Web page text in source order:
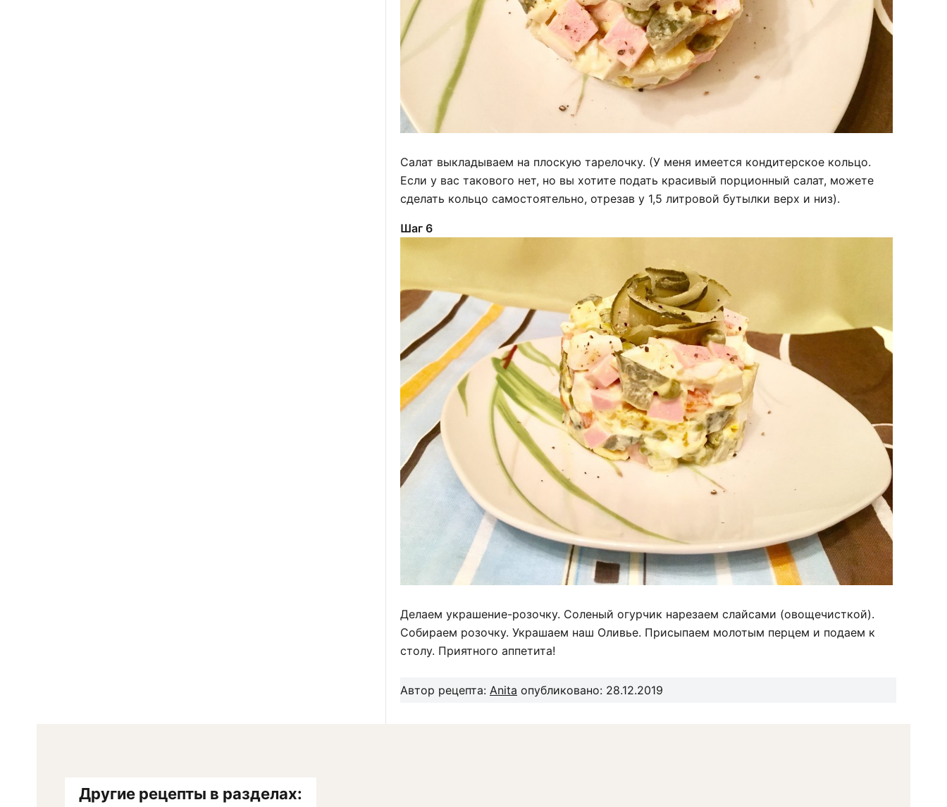
Салат выкладываем на плоскую тарелочку. (У меня имеется кондитерское кольцо.
Если у вас такового нет, но вы хотите подать красивый порционный салат, можете
сделать кольцо самостоятельно, отрезав у 1,5 литровой бутылки верх и низ).
Шаг 6
Делаем украшение-розочку. Соленый огурчик нарезаем слайсами (овощечисткой).
Собираем розочку. Украшаем наш Оливье. Присыпаем молотым перцем и подаем к
столу. Приятного аппетита!
Автор рецепта: Anita опубликовано: 28.12.2019
Другие рецепты в разделах: